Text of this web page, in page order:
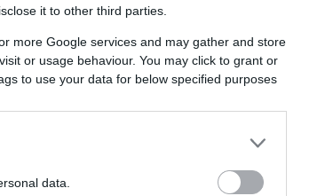
it to other third parties.
more Google services and may gather and store
or usage behaviour. You may click to grant or
to use your data for below specified purposes
data.
tue foto
NECROLOGIE